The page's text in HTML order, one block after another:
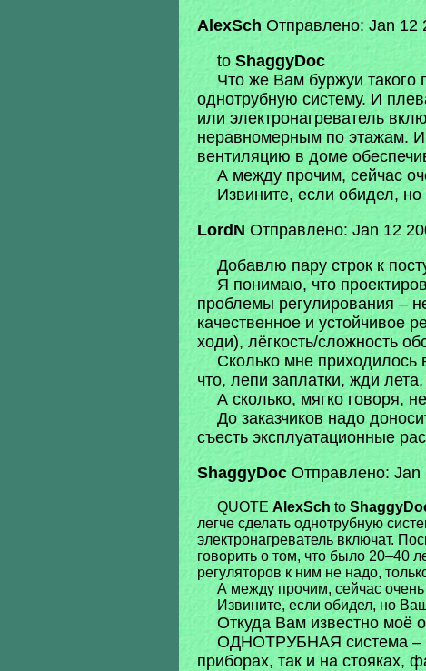
AlexSch Отправлено: Jan 12
to ShaggyDoc
Что же Вам буржуи такого
однотрубную систему. И
или электронагреватель
неравномерным по этажам. И
вентиляцию в доме
А между прочим, сейчас
Извините, если обидел,
LordN Отправлено: Jan 12
Добавлю пару строк к
Я понимаю, что
проблемы регулирования –
качественное и устойчивое
ходи), лёгкость/сложность
Сколько мне приходилось
что, лепи заплатки, жди
А сколько, мягко говоря,
До заказчиков надо
съесть эксплуатационные
ShaggyDoc Отправлено: Jan
QUOTE AlexSch to
легче сделать однотрубную
электронагреватель включат.
говорить о том, что было 20–40
регуляторов к ним не надо,
А между прочим, сейчас
Извините, если обидел, но
Откуда Вам известно моё
ОДНОТРУБНАЯ система –
приборах, так и на стояках,